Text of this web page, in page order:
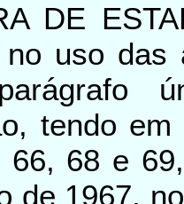
DE
no uso das
tendo
68 e
de 1967,